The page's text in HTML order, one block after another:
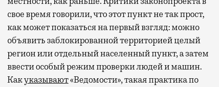
свое время говорили, что этот пункт не так прост,
как может показаться на первый взгляд: можно
объявить заблокированной территорией целый
регион или отдельный населенный пункт, а затем
ввести особый режим проверки людей и машин.
Какуказывают«Ведомости», такая практика по